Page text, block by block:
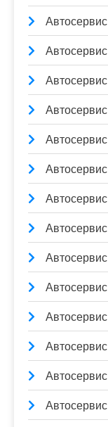
Автосервис
Автосервис
Автосервис
Автосервис
Автосервис
Автосервис
Автосервис
Автосервис
Автосервис
Автосервис
Автосервис
Автосервис
Автосервис
Автосервис